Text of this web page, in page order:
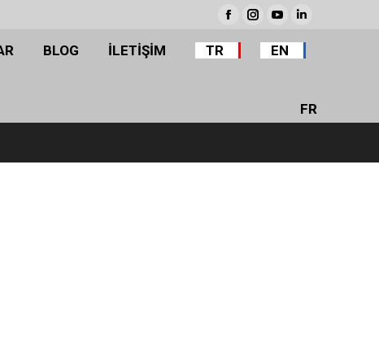
FacebookInstagram
YouTubeLinkedin
BLOG İLETİŞİM TR EN
FR
EN